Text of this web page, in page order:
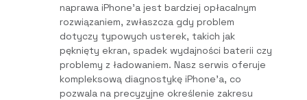
naprawa iPhone’a jest bardziej opłacalnym
rozwiązaniem, zwłaszcza gdy problem
dotyczy typowych usterek, takich jak
pęknięty ekran, spadek wydajności baterii czy
problemy z ładowaniem. Nasz serwis oferuje
kompleksową diagnostykę iPhone’a, co
pozwala na precyzyjne określenie zakresu